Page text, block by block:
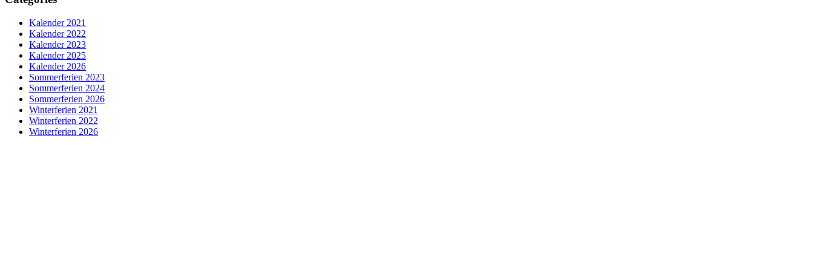
Kalender 2021
Kalender 2022
Kalender 2023
Kalender 2025
Kalender 2026
Sommerferien 2023
Sommerferien 2024
Sommerferien 2026
Winterferien 2021
Winterferien 2022
Winterferien 2026